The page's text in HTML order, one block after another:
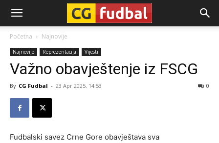
CG-
Fudbal
Početna Najnovije
Najnovije Reprezentacija Vijesti
Važno obavještenje iz FSCG
By CG Fudbal - 23 Apr 2025. 14:53 0
Fudbalski savez Crne Gore obavještava sva